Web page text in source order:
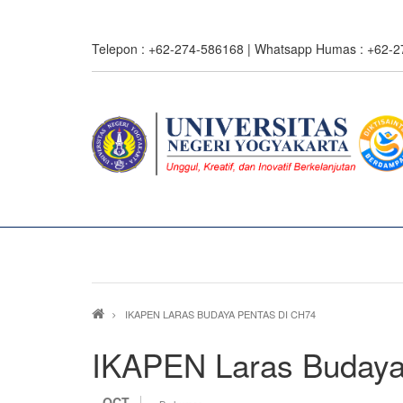
Telepon : +62-274-586168 | Whatsapp Humas : +62-
Breadcrumb
IKAPEN LARAS BUDAYA PENTAS DI CH74
IKAPEN Laras